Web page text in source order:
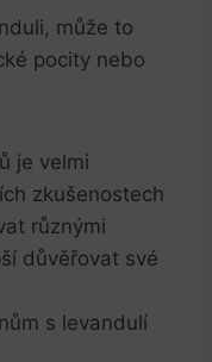
může to
pocity nebo
je velmi
zkušenostech
různými
důvěřovat své